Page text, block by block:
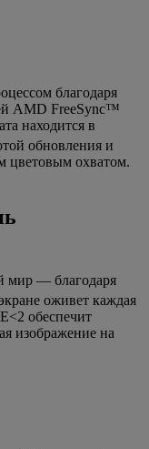
благодаря
AMD FreeSync™
находится в
обновления и
цветовым охватом.
мир — благодаря
оживет каждая
обеспечит
изображение на